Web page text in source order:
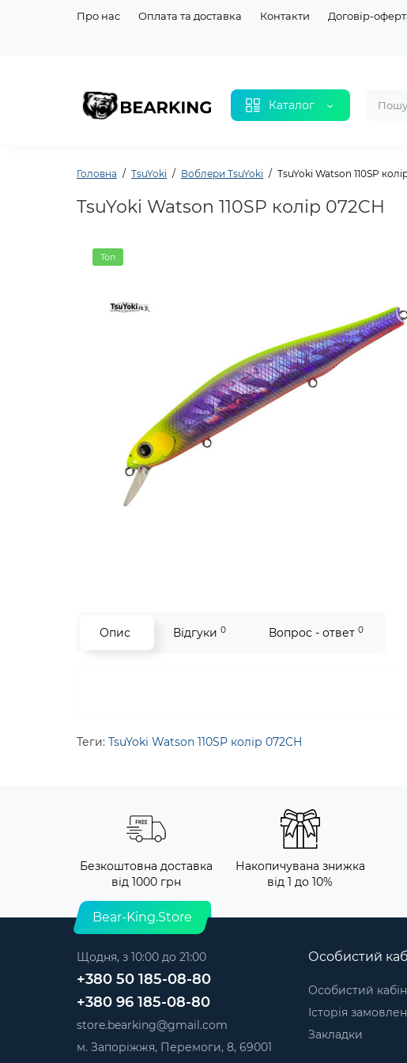
Про нас Оплата та доставка Контакти Договір-
Каталог
Головна TsuYoki Воблери TsuYoki TsuYoki Watson 110SP
TsuYoki Watson 110SP колір 072CH
Топ
Опис Відгуки 0 Вопрос - ответ 0
Теги: TsuYoki Watson 110SP колір 072CH
Безкоштовна доставка
від 1000 грн
Накопичувана знижка
від 1 до 10%
Bear-King.Store
Щодня, з 10:00 до 21:00
+380 50 185-08-80
+380 96 185-08-80
store.bearking@gmail.com
м. Запоріжжя, Перемоги, 8, 69001
Особистий
Особистий
Історія
Закладки